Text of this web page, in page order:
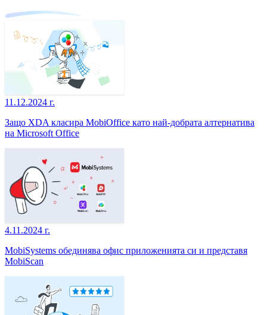
11.12.2024 г.
Защо XDA класира MobiOffice като най-добрата алтернатива
на Microsoft Office
4.11.2024 г.
MobiSystems обединява офис приложенията си и представя
MobiScan